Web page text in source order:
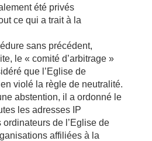
été privés
ce qui a trait à la
sans précédent,
le « comité d’arbitrage »
que l’Eglise de
violé la règle de neutralité.
abstention, il a ordonné le
les adresses IP
de l’Eglise de
affiliées à la